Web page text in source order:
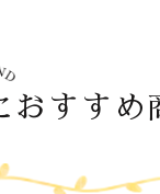
おすすめ